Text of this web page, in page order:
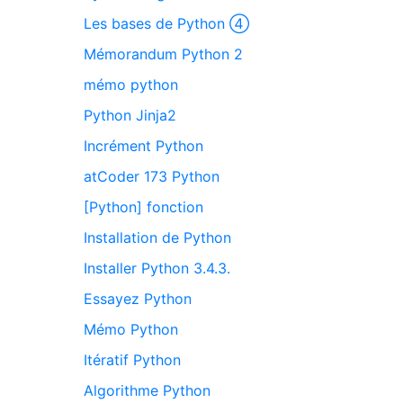
Les bases de Python ④
Mémorandum Python 2
mémo python
Python Jinja2
Incrément Python
atCoder 173 Python
[Python] fonction
Installation de Python
Installer Python 3.4.3.
Essayez Python
Mémo Python
Itératif Python
Algorithme Python